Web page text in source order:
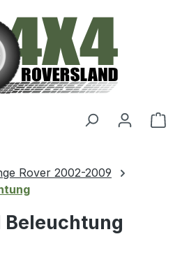
Rover 2002-2009